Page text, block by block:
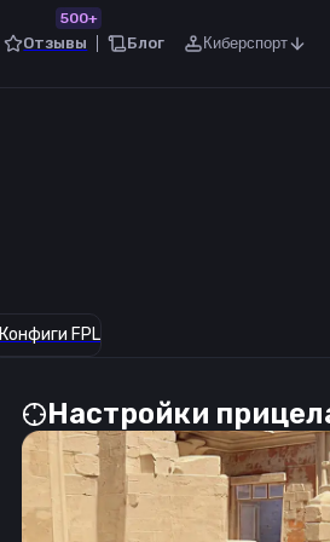
Отзывы
500+
Блог Киберспорт
Конфиги FPL
Настройки